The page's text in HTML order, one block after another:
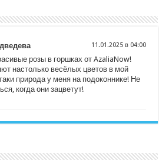
11.01.2025 в 04:00
розы в горшках от AzaliaNow!
настолько весёлых цветов в мой
природа у меня на подоконнике! Не
когда они зацветут!